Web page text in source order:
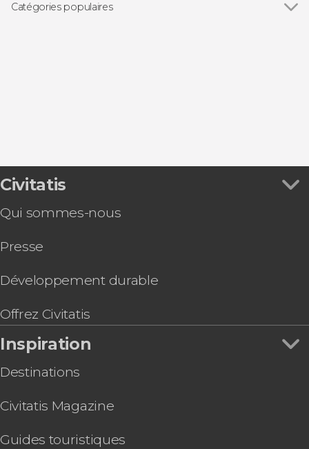
Catégories populaires
Civitatis
Qui sommes-nous
Presse
Développement durable
Offrez Civitatis
Inspiration
Destinations
Civitatis Magazine
Guides touristiques